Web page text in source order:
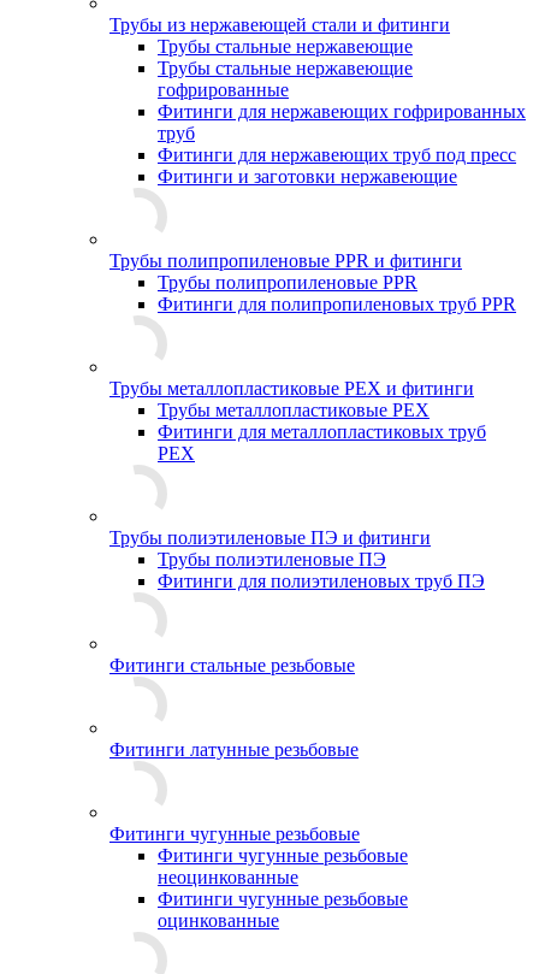
Трубы из нержавеющей стали и фитинги
Трубы стальные нержавеющие
Трубы стальные нержавеющие
гофрированные
Фитинги для нержавеющих гофрированных
труб
Фитинги для нержавеющих труб под пресс
Фитинги и заготовки нержавеющие
Трубы полипропиленовые PPR и фитинги
Трубы полипропиленовые PPR
Фитинги для полипропиленовых труб PPR
Трубы металлопластиковые PEX и фитинги
Трубы металлопластиковые PEX
Фитинги для металлопластиковых труб
PEX
Трубы полиэтиленовые ПЭ и фитинги
Трубы полиэтиленовые ПЭ
Фитинги для полиэтиленовых труб ПЭ
Фитинги стальные резьбовые
Фитинги латунные резьбовые
Фитинги чугунные резьбовые
Фитинги чугунные резьбовые
неоцинкованные
Фитинги чугунные резьбовые
оцинкованные